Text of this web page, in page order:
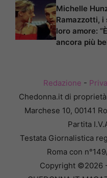
Michelle
Ramazzotti, i
loro amore:
ancora più
Redazione -
Chedonna.it di
Marchese 10, 00141
Partita
Testata Giornalistica
Roma con
Copyright ©2026